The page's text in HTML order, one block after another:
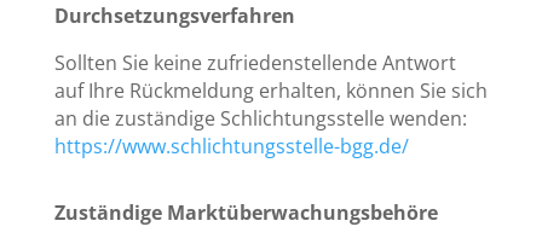
Durchsetzungsverfahren
Sollten Sie keine zufriedenstellende Antwort
auf Ihre Rückmeldung erhalten, können Sie sich
an die zuständige Schlichtungsstelle wenden:
https://www.schlichtungsstelle-bgg.de/
Zuständige Marktüberwachungsbehöre